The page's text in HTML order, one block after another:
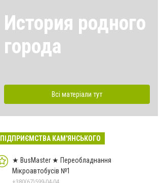
История родного
города
Всі матеріали тут
ПІДПРИЄМСТВА КАМ'ЯНСЬКОГО
★ BusMaster ★ Переобладнання
Мікроавтобусів №1